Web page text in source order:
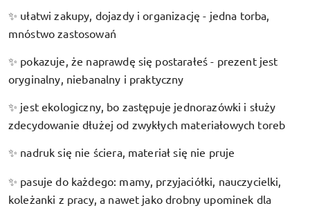
✨ ułatwi zakupy, dojazdy i organizację - jedna torba,
mnóstwo zastosowań
✨ pokazuje, że naprawdę się postarałeś - prezent jest
oryginalny, niebanalny i praktyczny
✨ jest ekologiczny, bo zastępuje jednorazówki i służy
zdecydowanie dłużej od zwykłych materiałowych toreb
✨ nadruk się nie ściera, materiał się nie pruje
✨ pasuje do każdego: mamy, przyjaciółki, nauczycielki,
koleżanki z pracy, a nawet jako drobny upominek dla